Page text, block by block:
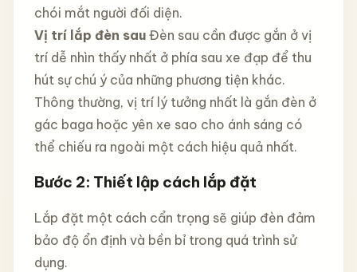
chói mắt người đối diện.
Vị trí lắp đèn sauĐèn sau cần được gắn ở vị
trí dễ nhìn thấy nhất ở phía sau xe đạp để thu
hút sự chú ý của những phương tiện khác.
Thông thường, vị trí lý tưởng nhất là gắn đèn ở
gác baga hoặc yên xe sao cho ánh sáng có
thể chiếu ra ngoài một cách hiệu quả nhất.
Bước 2: Thiết lập cách lắp đặt
Lắp đặt một cách cẩn trọng sẽ giúp đèn đảm
bảo độ ổn định và bền bỉ trong quá trình sử
dụng.